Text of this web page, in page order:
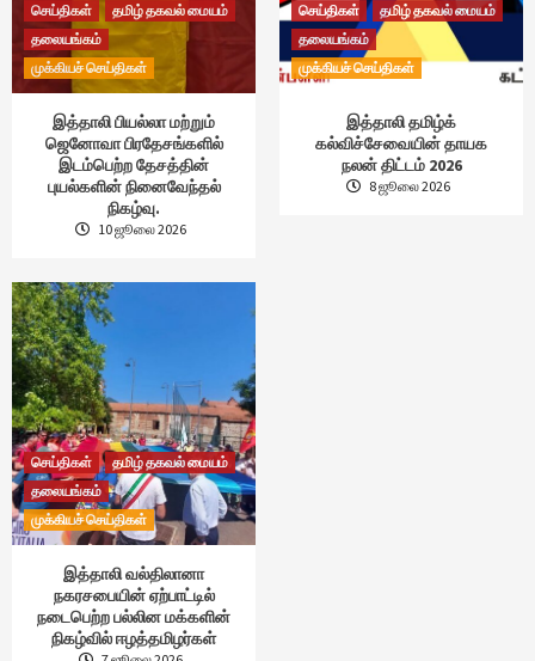
செய்திகள்
தமிழ் தகவல் மையம்
தலையங்கம்
முக்கியச் செய்திகள்
இத்தாலி பியல்லா மற்றும்
ஜெனோவா பிரதேசங்களில்
இடம்பெற்ற தேசத்தின்
புயல்களின் நினைவேந்தல்
நிகழ்வு.
10 ஜூலை 2026
செய்திகள்
தமிழ் தகவல் மையம்
தலையங்கம்
முக்கியச் செய்திகள்
இத்தாலி தமிழ்க்
கல்விச்சேவையின் தாயக
நலன் திட்டம் 2026
8 ஜூலை 2026
செய்திகள்
தமிழ் தகவல் மையம்
தலையங்கம்
முக்கியச் செய்திகள்
இத்தாலி வல்திலானா
நகரசபையின் ஏற்பாட்டில்
நடைபெற்ற பல்லின மக்களின்
நிகழ்வில் ஈழத்தமிழர்கள்